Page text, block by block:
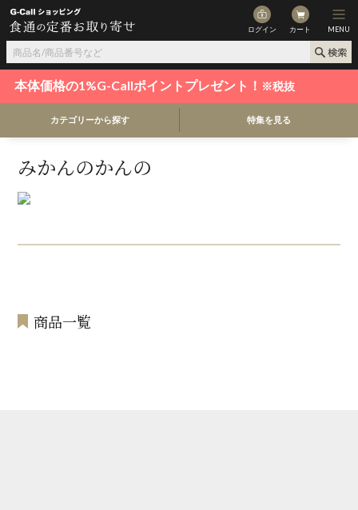
ログイン カート MENU
本体価格の1%G-Callポイントプレゼント！ ※税抜
カテゴリーから探す 特集を見る
みかんのかんの
商品一覧